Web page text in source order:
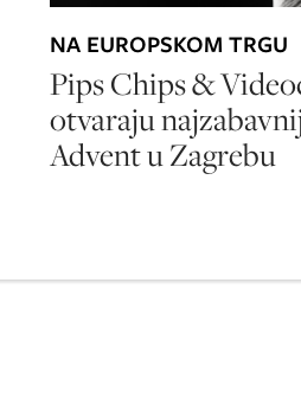
NA EUROPSKOM TRGU
Pips Chips &
otvaraju
Advent u Zagrebu